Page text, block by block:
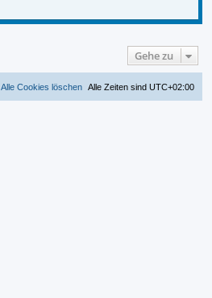
Gehe zu
Alle Zeiten sind UTC+02:00
Alle Cookies löschen